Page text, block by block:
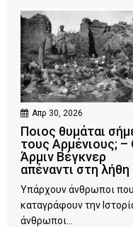
Απρ 30, 2026
Ποιος θυμάται
τους Αρμένιους; –
Άρμιν Βέγκνερ
απέναντι στη λήθη
Υπάρχουν άνθρωποι που
καταγράφουν την
άνθρωποι...